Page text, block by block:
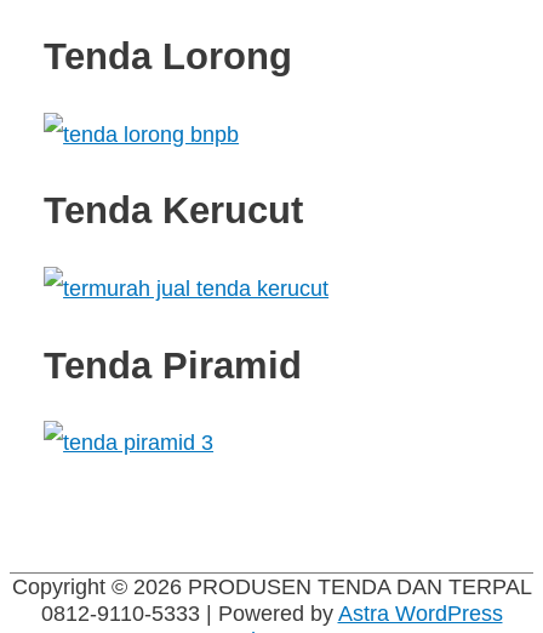
Tenda Lorong
Tenda Kerucut
Tenda Piramid
Copyright © 2026 PRODUSEN TENDA DAN TERPAL
0812-9110-5333| Powered byAstra WordPress